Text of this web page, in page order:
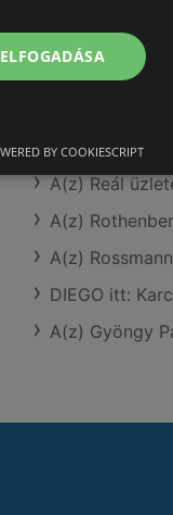
A(z) Reál
A(z)
A(z)
DIEGO itt:
A(z) Gyöngy
BY COOKIESCRIPT